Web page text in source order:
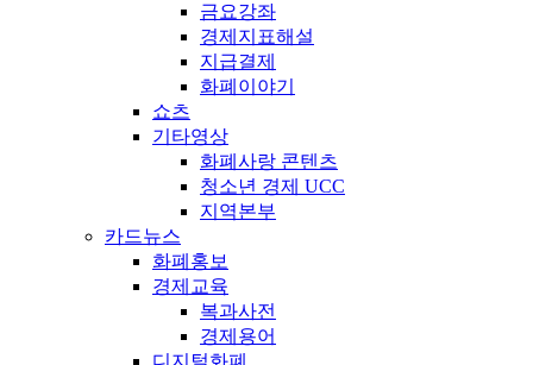
금요강좌
경제지표해설
지급결제
화폐이야기
쇼츠
기타영상
화폐사랑 콘텐츠
청소년 경제 UCC
지역본부
카드뉴스
화폐홍보
경제교육
복과사전
경제용어